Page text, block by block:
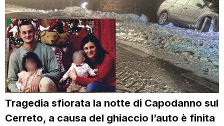
Tragedia sfiorata la notte di Capodanno sul
Cerreto, a causa del ghiaccio l’auto è finita